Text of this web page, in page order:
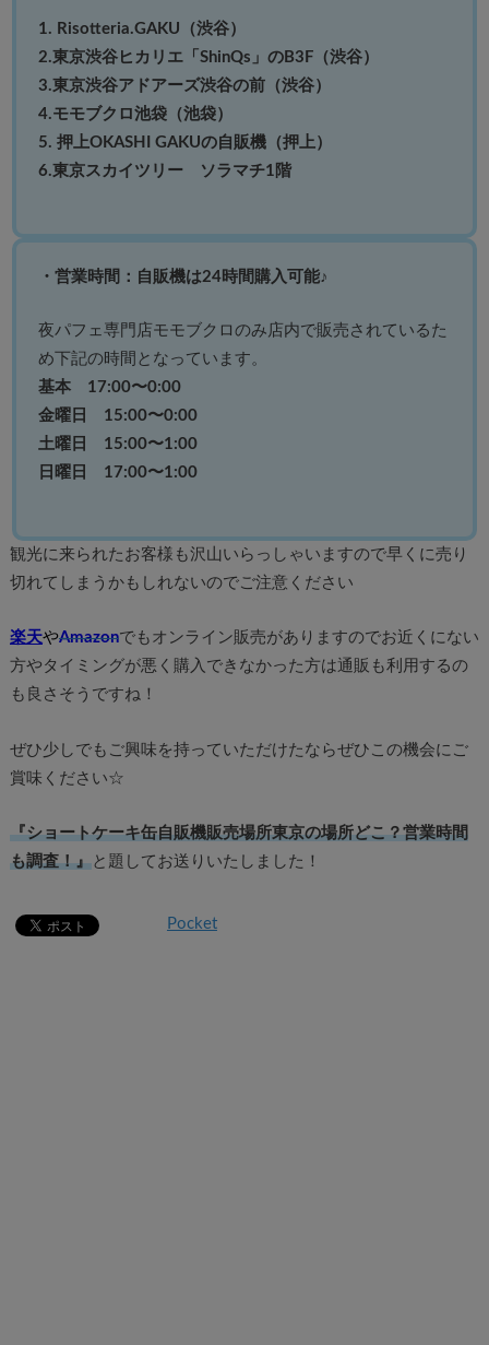
1. Risotteria.GAKU（渋谷）
2.東京渋谷ヒカリエ「ShinQs」のB3F（渋谷）
3.東京渋谷アドアーズ渋谷の前（渋谷）
4.モモブクロ池袋（池袋）
5. 押上OKASHI GAKUの自販機（押上）
6.東京スカイツリー ソラマチ1階
・営業時間：自販機は24時間購入可能♪
夜パフェ専門店モモブクロのみ店内で販売されているた
め下記の時間となっています。
基本 17:00〜0:00
金曜日 15:00〜0:00
土曜日 15:00〜1:00
日曜日 17:00〜1:00
観光に来られたお客様も沢山いらっしゃいますので早くに売り
切れてしまうかもしれないのでご注意ください
楽天やAmazonでもオンライン販売がありますのでお近くにない
方やタイミングが悪く購入できなかった方は通販も利用するの
も良さそうですね！
ぜひ少しでもご興味を持っていただけたならぜひこの機会にご
賞味ください☆
『ショートケーキ缶自販機販売場所東京の場所どこ？営業時間
も調査！』と題してお送りいたしました！
Pocket